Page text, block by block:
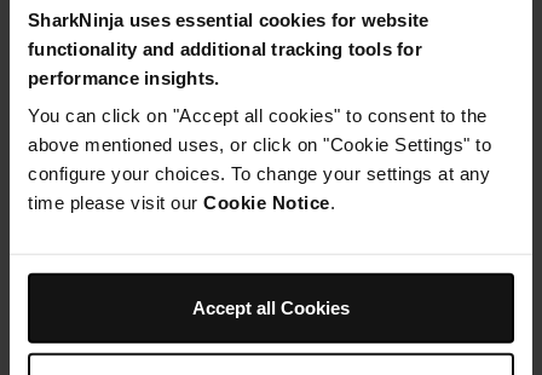
SharkNinja uses essential cookies for website
functionality and additional tracking tools for
performance insights.
You can click on "Accept all cookies" to consent to the
above mentioned uses, or click on "Cookie Settings" to
configure your choices. To change your settings at any
time please visit our Cookie Notice.
Accept all Cookies
1 cuillère à soupe
de whisky
Instructions
Étape 1
poudre. Tout en fouettant, versez doucement la crème
et le lait jusqu’à incorporation complète.